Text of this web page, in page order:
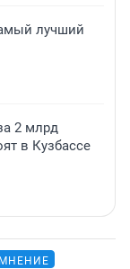
лучший
2 млрд
в Кузбассе
МНЕНИЕ